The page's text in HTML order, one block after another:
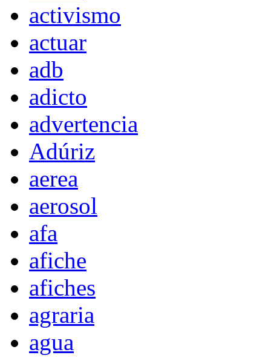
activismo
actuar
adb
adicto
advertencia
Adúriz
aerea
aerosol
afa
afiche
afiches
agraria
agua